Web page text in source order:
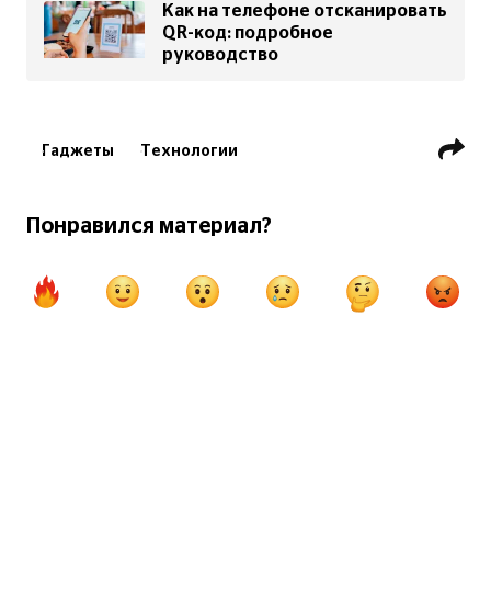
Как на телефоне отсканировать
QR-код: подробное
руководство
Гаджеты Технологии
Понравился материал?